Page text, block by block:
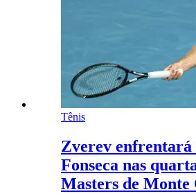
Tênis
Zverev enfrentará
Fonseca nas
Masters de Monte